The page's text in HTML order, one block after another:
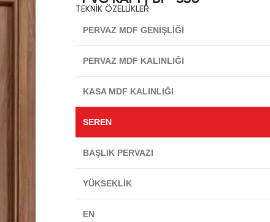
TEKNİK ÖZELLİKLER
PERVAZ MDF GENİŞLİĞİ
PERVAZ MDF KALINLIĞI
KASA MDF KALINLIĞI
SEREN
BAŞLIK PERVAZI
YÜKSEKLİK
EN